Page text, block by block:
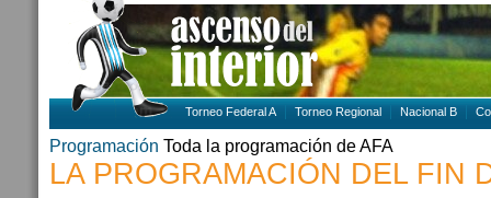
Torneo Federal A Torneo Regional Nacional B
Programación Toda la programación de AFA
LA PROGRAMACIÓN DEL FIN